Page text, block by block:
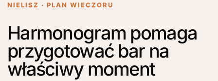
NIELISZ · PLAN WIECZORU
Harmonogram pomaga
przygotować bar na
właściwy moment